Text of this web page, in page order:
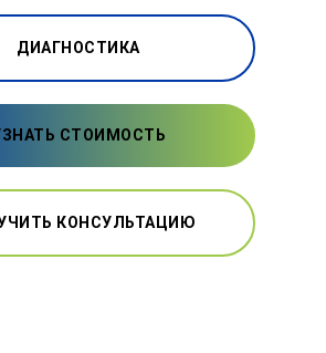
ДИАГНОСТИКА
СТОИМОСТЬ
КОНСУЛЬТАЦИЮ